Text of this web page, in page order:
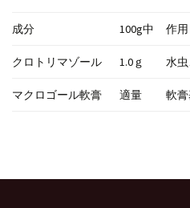
成分 100g中 作用
クロトリマゾール 1.0ｇ 水
マクロゴール軟膏 適量 軟